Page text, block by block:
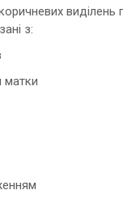
виділень
з:
матки